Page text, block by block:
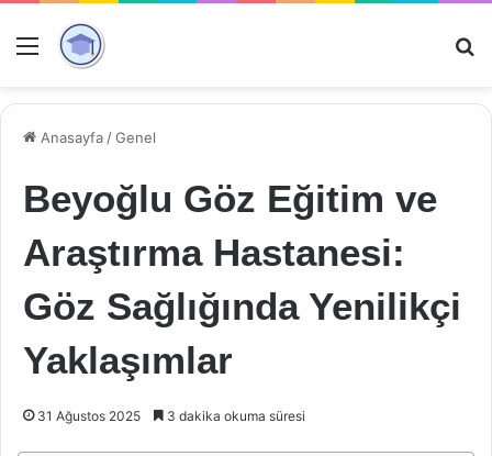
Menü
Anasayfa /Genel
Beyoğlu Göz Eğitim ve
Araştırma Hastanesi:
Göz Sağlığında Yenilikçi
Yaklaşımlar
31 Ağustos 2025 3 dakika okuma süresi